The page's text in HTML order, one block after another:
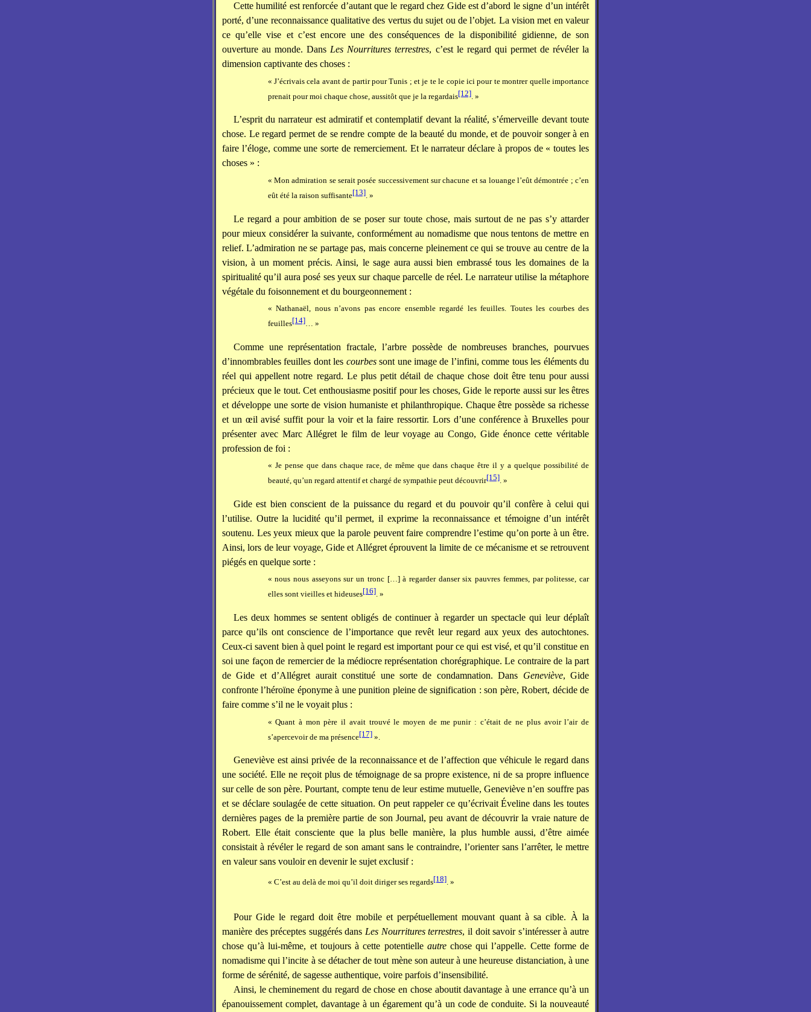
Cette humilité est renforcée d’autant que le regard chez Gide est d’abord le signe d’un intérêt
porté, d’une reconnaissance qualitative des vertus du sujet ou de l’objet. La vision met en valeur
ce qu’elle vise et c’est encore une des conséquences de la disponibilité gidienne, de son
ouverture au monde. Dans Les Nourritures terrestres, c’est le regard qui permet de révéler la
dimension captivante des choses :
« J’écrivais cela avant de partir pour Tunis ; et je te le copie ici pour te montrer quelle importance
prenait pour moi chaque chose, aussitôt que je la regardais[12]. »
L’esprit du narrateur est admiratif et contemplatif devant la réalité, s’émerveille devant toute
chose. Le regard permet de se rendre compte de la beauté du monde, et de pouvoir songer à en
faire l’éloge, comme une sorte de remerciement. Et le narrateur déclare à propos de « toutes les
choses » :
« Mon admiration se serait posée successivement sur chacune et sa louange l’eût démontrée ; c’en
eût été la raison suffisante[13]. »
Le regard a pour ambition de se poser sur toute chose, mais surtout de ne pas s’y attarder
pour mieux considérer la suivante, conformément au nomadisme que nous tentons de mettre en
relief. L’admiration ne se partage pas, mais concerne pleinement ce qui se trouve au centre de la
vision, à un moment précis. Ainsi, le sage aura aussi bien embrassé tous les domaines de la
spiritualité qu’il aura posé ses yeux sur chaque parcelle de réel. Le narrateur utilise la métaphore
végétale du foisonnement et du bourgeonnement :
« Nathanaël, nous n’avons pas encore ensemble regardé les feuilles. Toutes les courbes des
feuilles[14]… »
Comme une représentation fractale, l’arbre possède de nombreuses branches, pourvues
d’innombrables feuilles dont les courbessont une image de l’infini, comme tous les éléments du
réel qui appellent notre regard. Le plus petit détail de chaque chose doit être tenu pour aussi
précieux que le tout. Cet enthousiasme positif pour les choses, Gide le reporte aussi sur les êtres
et développe une sorte de vision humaniste et philanthropique. Chaque être possède sa richesse
et un œil avisé suffit pour la voir et la faire ressortir. Lors d’une conférence à Bruxelles pour
présenter avec Marc Allégret le film de leur voyage au Congo, Gide énonce cette véritable
profession de foi :
« Je pense que dans chaque race, de même que dans chaque être il y a quelque possibilité de
beauté, qu’un regard attentif et chargé de sympathie peut découvrir[15]. »
Gide est bien conscient de la puissance du regard et du pouvoir qu’il confère à celui qui
l’utilise. Outre la lucidité qu’il permet, il exprime la reconnaissance et témoigne d’un intérêt
soutenu. Les yeux mieux que la parole peuvent faire comprendre l’estime qu’on porte à un être.
Ainsi, lors de leur voyage, Gide et Allégret éprouvent la limite de ce mécanisme et se retrouvent
piégés en quelque sorte :
« nous nous asseyons sur un tronc […] à regarder danser six pauvres femmes, par politesse, car
elles sont vieilles et hideuses[16]. »
Les deux hommes se sentent obligés de continuer à regarder un spectacle qui leur déplaît
parce qu’ils ont conscience de l’importance que revêt leur regard aux yeux des autochtones.
Ceux-ci savent bien à quel point le regard est important pour ce qui est visé, et qu’il constitue en
soi une façon de remercier de la médiocre représentation chorégraphique. Le contraire de la part
de Gide et d’Allégret aurait constitué une sorte de condamnation. Dans Geneviève, Gide
confronte l’héroïne éponyme à une punition pleine de signification : son père, Robert, décide de
faire comme s’il ne le voyait plus :
« Quant à mon père il avait trouvé le moyen de me punir : c’était de ne plus avoir l’air de
s’apercevoir de ma présence[17]».
Geneviève est ainsi privée de la reconnaissance et de l’affection que véhicule le regard dans
une société. Elle ne reçoit plus de témoignage de sa propre existence, ni de sa propre influence
sur celle de son père. Pourtant, compte tenu de leur estime mutuelle, Geneviève n’en souffre pas
et se déclare soulagée de cette situation. On peut rappeler ce qu’écrivait Éveline dans les toutes
dernières pages de la première partie de son Journal, peu avant de découvrir la vraie nature de
Robert. Elle était consciente que la plus belle manière, la plus humble aussi, d’être aimée
consistait à révéler le regard de son amant sans le contraindre, l’orienter sans l’arrêter, le mettre
en valeur sans vouloir en devenir le sujet exclusif :
« C’est au delà de moi qu’il doit diriger ses regards[18]. »
Pour Gide le regard doit être mobile et perpétuellement mouvant quant à sa cible. À la
manière des préceptes suggérés dans Les Nourritures terrestres, il doit savoir s’intéresser à autre
chose qu’à lui-même, et toujours à cette potentielle autrechose qui l’appelle. Cette forme de
nomadisme qui l’incite à se détacher de tout mène son auteur à une heureuse distanciation, à une
forme de sérénité, de sagesse authentique, voire parfois d’insensibilité.
Ainsi, le cheminement du regard de chose en chose aboutit davantage à une errance qu’à un
épanouissement complet, davantage à un égarement qu’à un code de conduite. Si la nouveauté